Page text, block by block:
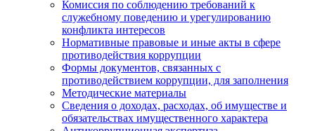
Комиссия по соблюдению требований к
служебному поведению и урегулированию
конфликта интересов
Нормативные правовые и иные акты в сфере
противодействия коррупции
Формы документов, связанных с
противодействием коррупции, для заполнения
Методические материалы
Сведения о доходах, расходах, об имуществе и
обязательствах имущественного характера